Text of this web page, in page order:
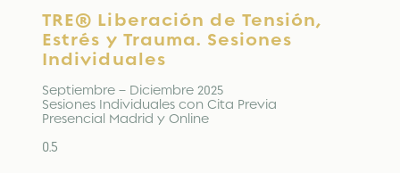
TRE® Liberación de Tensión,
Estrés y Trauma. Sesiones
Individuales
Septiembre – Diciembre 2025
Sesiones Individuales con Cita Previa
Presencial Madrid y Online